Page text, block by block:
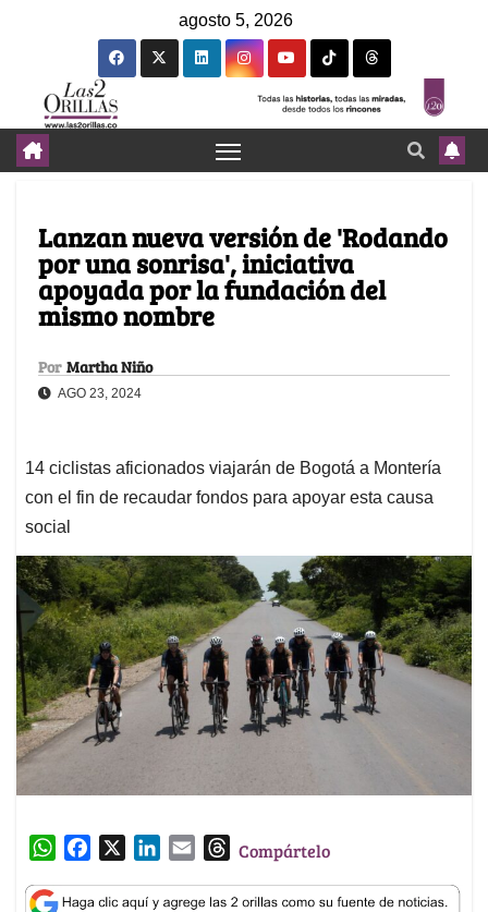
agosto 5, 2026
Lanzan nueva versión de 'Rodando
por una sonrisa', iniciativa
apoyada por la fundación del
mismo nombre
Por Martha Niño
AGO 23, 2024
14 ciclistas aficionados viajarán de Bogotá a Montería
con el fin de recaudar fondos para apoyar esta causa
social
W
a
c
n
a
T
r
Compártelo